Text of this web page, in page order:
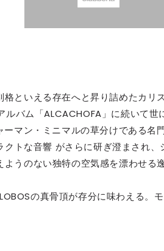
といえる存在へと昇り詰めたカリス
ルバム「ALCACHOFA」に続いて世
ーマン・ミニマルの草分けである名
トな音響 がさらに研ぎ澄まされ、
うのない独特の空気感を漂わせる
の真骨頂が存分に味わえる。モ